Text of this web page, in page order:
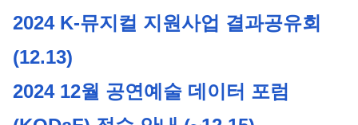
2024 K-뮤지컬 지원사업 결과공유회
(12.13)
2024 12월 공연예술 데이터 포럼